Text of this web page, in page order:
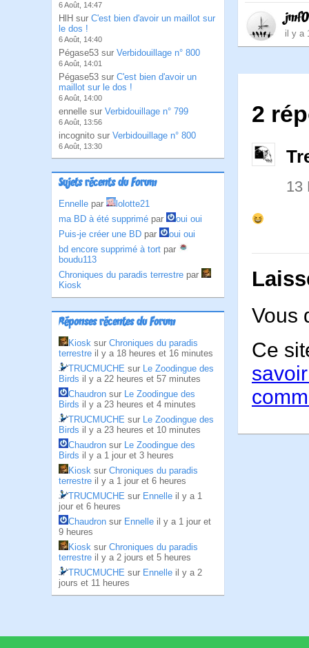
6 Août, 14:47
HlH sur C'est bien d'avoir un maillot sur
le dos !
6 Août, 14:40
Pégase53 sur Verbidouillage n° 800
6 Août, 14:01
Pégase53 sur C'est bien d'avoir un
maillot sur le dos !
6 Août, 14:00
ennelle sur Verbidouillage n° 799
6 Août, 13:56
incognito sur Verbidouillage n° 800
6 Août, 13:30
Sujets récents du Forum
Ennelle par
lolotte21
ma BD à été supprimé par
oui oui
Puis-je créer une BD par
oui oui
bd encore supprimé à tort par
boudu113
Chroniques du paradis terrestre par
Kiosk
Réponses récentes du Forum
Kiosk sur Chroniques du paradis
terrestre il y a 18 heures et 16 minutes
TRUCMUCHE sur Le Zoodingue des
Birds il y a 22 heures et 57 minutes
Chaudron sur Le Zoodingue des
Birds il y a 23 heures et 4 minutes
TRUCMUCHE sur Le Zoodingue des
Birds il y a 23 heures et 10 minutes
Chaudron sur Le Zoodingue des
Birds il y a 1 jour et 3 heures
Kiosk sur Chroniques du paradis
terrestre il y a 1 jour et 6 heures
TRUCMUCHE sur Ennelle il y a 1
jour et 6 heures
Chaudron sur Ennelle il y a 1 jour et
9 heures
Kiosk sur Chroniques du paradis
terrestre il y a 2 jours et 5 heures
TRUCMUCHE sur Ennelle il y a 2
jours et 11 heures
il y a
2
13
Vous
Ce